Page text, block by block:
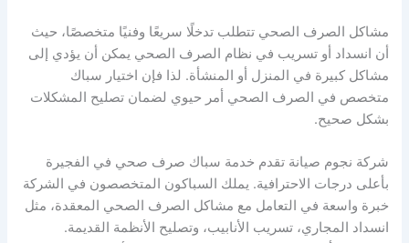
مشاكل الصرف الصحي تتطلب تدخلًا سريعًا وفنيًا متخصصًا، حيث
أن انسداد أو تسريب في نظام الصرف الصحي يمكن أن يؤدي إلى
مشاكل كبيرة في المنزل أو المنشأة. لذا فإن اختيار سباك
متخصص في الصرف الصحي أمر حيوي لضمان تصليح المشكلات
بشكل صحيح.
شركة نجوم صيانة تقدم خدمة سباك صرف صحي في الفجيرة
بأعلى درجات الاحترافية. يملك السباكون المتخصصون في الشركة
خبرة واسعة في التعامل مع مشاكل الصرف الصحي المعقدة، مثل
انسداد المجاري، تسريب الأنابيب، وتصليح الأنظمة القديمة.